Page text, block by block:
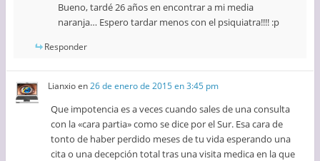
Bueno, tardé 26 años en encontrar a mi media
naranja… Espero tardar menos con el psiquiatra!!!! :p
Responder
Lianxioen26 de enero de 2015 en 3:45 pm
Que impotencia es a veces cuando sales de una consulta
con la «cara partia» como se dice por el Sur. Esa cara de
tonto de haber perdido meses de tu vida esperando una
cita o una decepción total tras una visita medica en la que